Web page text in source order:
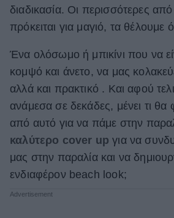
Cooking
Green
Αφιερώματα
ΒΟΞ
Χωρίς Ταμπέλες
Women's Forum
διαδικασία. Οι περισσότερες
πρόκειται για μαγιό, τα θέλουμε
Ένα ολόσωμο ή μπικίνι που να
κομψό και άνετο, να μας
αλλά και πρακτικό . Και αφού
ανάμεσα σε δεκάδες, μένει τι
από αυτό για να πάμε στην
καλύτερο cover up για να
μας στην παραλία και να
ενδιαφέρον beach look;